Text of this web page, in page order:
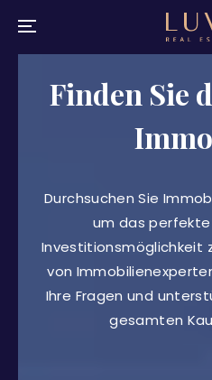
Finden Sie
Durchsuchen Sie
um das
Investitionsmöglichkeit
von
Ihre Fragen und
gesamten